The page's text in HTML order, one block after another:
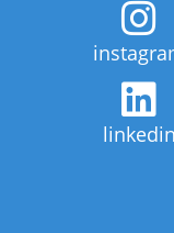
linkedin